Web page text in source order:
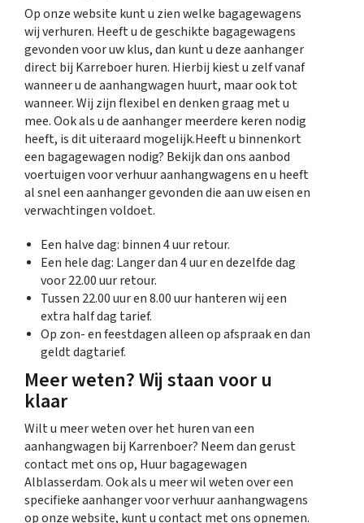
Op onze website kunt u zien welke bagagewagens
wij verhuren. Heeft u de geschikte bagagewagens
gevonden voor uw klus, dan kunt u deze aanhanger
direct bij Karreboer huren. Hierbij kiest u zelf vanaf
wanneer u de aanhangwagen huurt, maar ook tot
wanneer. Wij zijn flexibel en denken graag met u
mee. Ook als u de aanhanger meerdere keren nodig
heeft, is dit uiteraard mogelijk.Heeft u binnenkort
een bagagewagen nodig? Bekijk dan ons aanbod
voertuigen voor verhuur aanhangwagens en u heeft
al snel een aanhanger gevonden die aan uw eisen en
verwachtingen voldoet.
Een halve dag: binnen 4 uur retour.
Een hele dag: Langer dan 4 uur en dezelfde dag
voor 22.00 uur retour.
Tussen 22.00 uur en 8.00 uur hanteren wij een
extra half dag tarief.
Op zon- en feestdagen alleen op afspraak en dan
geldt dagtarief.
Meer weten? Wij staan voor u
klaar
Wilt u meer weten over het huren van een
aanhangwagen bij Karrenboer? Neem dan gerust
contact met ons op, Huur bagagewagen
Alblasserdam. Ook als u meer wil weten over een
specifieke aanhanger voor verhuur aanhangwagens
op onze website, kunt u contact met ons opnemen.